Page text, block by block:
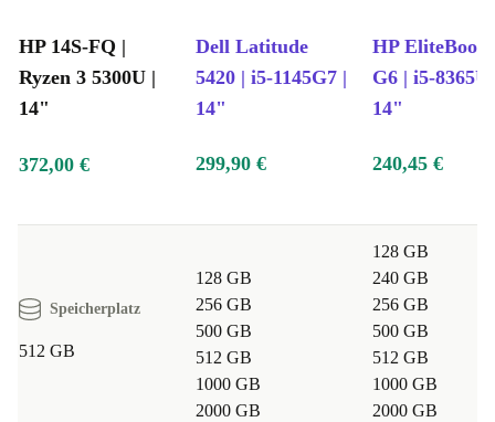
HP 14S-FQ |
Ryzen 3 5300U |
14"
Dell Latitude
5420 | i5-1145G7 |
14"
HP EliteBook
G6 | i5-8365U
14"
372,00 € 299,90 € 240,45 €
Speicherplatz
512 GB
128 GB
256 GB
500 GB
512 GB
1000 GB
2000 GB
128 GB
240 GB
256 GB
500 GB
512 GB
1000 GB
2000 GB